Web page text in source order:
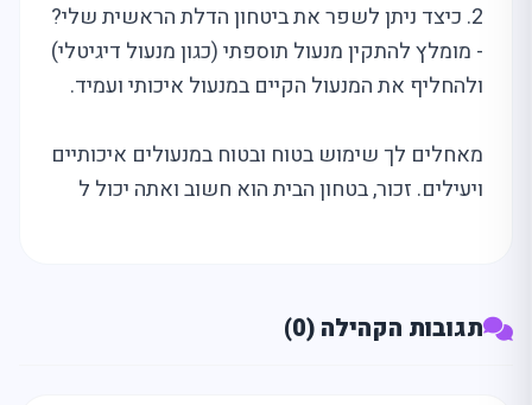
2. כיצד ניתן לשפר את ביטחון הדלת הראשית שלי?
- מומלץ להתקין מנעול תוספתי (כגון מנעול דיגיטלי)
ולהחליף את המנעול הקיים במנעול איכותי ועמיד.
מאחלים לך שימוש בטוח ובטוח במנעולים איכותיים
ויעילים. זכור, בטחון הבית הוא חשוב ואתה יכול ל
תגובות הקהילה (0)